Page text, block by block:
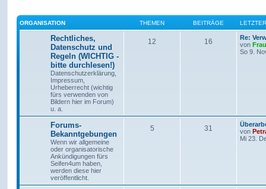
ORGANISATION THEMEN BEITRÄGE
Rechtliches,
Datenschutz und
Regeln (WICHTIG -
bitte durchlesen!)
Datenschutzerklärung,
Impressum,
Urheberrecht (wichtig
fürs verwenden von
Bildern hier im Forum)
u. a.
12 16
Re:
von
So 9.
Forums-
Bekanntgebungen
Wenn wir allgemeine
oder organisatorische
Ankündigungen fürs
Seifen4um haben,
werden diese hier
veröffentlicht.
5 31
von
Mi 23.